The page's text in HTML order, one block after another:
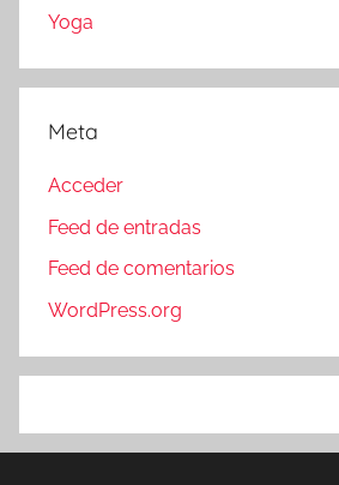
Yoga
Meta
Acceder
Feed de entradas
Feed de comentarios
WordPress.org